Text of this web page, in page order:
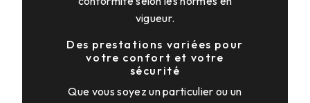
vigueur.
Des prestations variées pour
votre confort et votre
sécurité
Que vous soyez un particulier ou un